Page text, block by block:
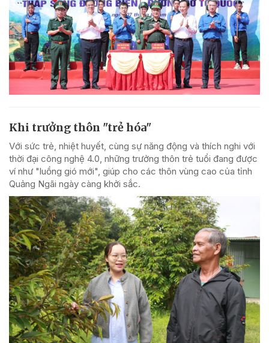
Khi trưởng thôn "trẻ hóa"
Với sức trẻ, nhiệt huyết, cùng sự năng động và thích nghi với
thời đại công nghệ 4.0, những trưởng thôn trẻ tuổi đang được
ví như "luồng gió mới", giúp cho các thôn vùng cao của tỉnh
Quảng Ngãi ngày càng khởi sắc.